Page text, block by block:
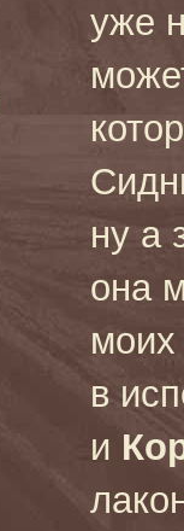
уже
ну а
она
в
и